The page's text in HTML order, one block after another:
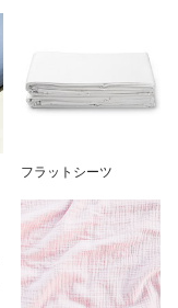
フラットシーツ